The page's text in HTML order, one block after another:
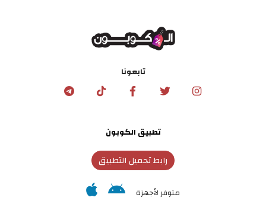
تابعونا
تطبيق الكوبون
رابط تحميل التطبيق
متوفر لأجهزة